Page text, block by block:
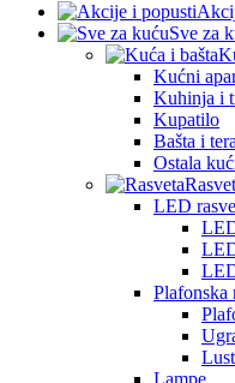
Sve za
Kućni
Kuhinja i
Kupatilo
Bašta i
Ostala
LED
Plafonska